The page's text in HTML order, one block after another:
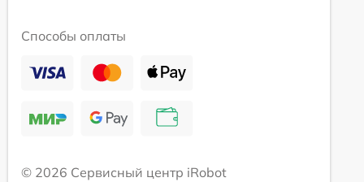
Способы оплаты
© 2026 Сервисный центр iRobot